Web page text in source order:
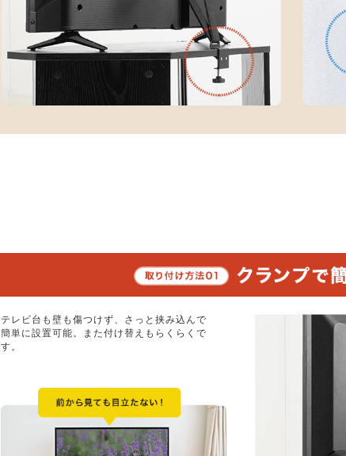
テレビ台も壁も傷つけず、さっと挟み込んで
簡単に設置可能。また付け替えもらくらくで
す。